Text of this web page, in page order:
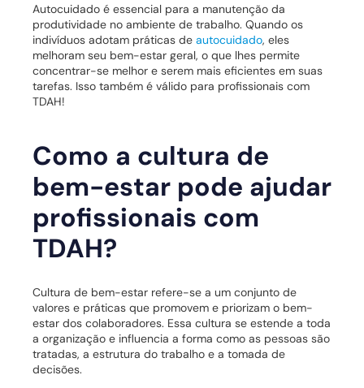
Autocuidado é essencial para a manutenção da
produtividade no ambiente de trabalho. Quando os
indivíduos adotam práticas de autocuidado, eles
melhoram seu bem-estar geral, o que lhes permite
concentrar-se melhor e serem mais eficientes em suas
tarefas. Isso também é válido para profissionais com
TDAH!
Como a cultura de
bem-estar pode ajudar
profissionais com
TDAH?
Cultura de bem-estar refere-se a um conjunto de
valores e práticas que promovem e priorizam o bem-
estar dos colaboradores. Essa cultura se estende a toda
a organização e influencia a forma como as pessoas são
tratadas, a estrutura do trabalho e a tomada de
decisões.